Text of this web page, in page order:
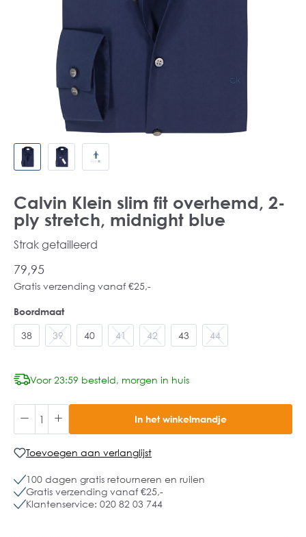
Calvin Klein slim fit overhemd, 2-
ply stretch, midnight blue
Strak getailleerd
79,95
Gratis verzending vanaf €25,-
Boordmaat
38 39 40 41 42 43 44
Voor 23:59 besteld, morgen in huis
In het winkelmandje
Toevoegen aan verlanglijst
100 dagen gratis retourneren en ruilen
Gratis verzending vanaf €25,-
Klantenservice: 020 82 03 744